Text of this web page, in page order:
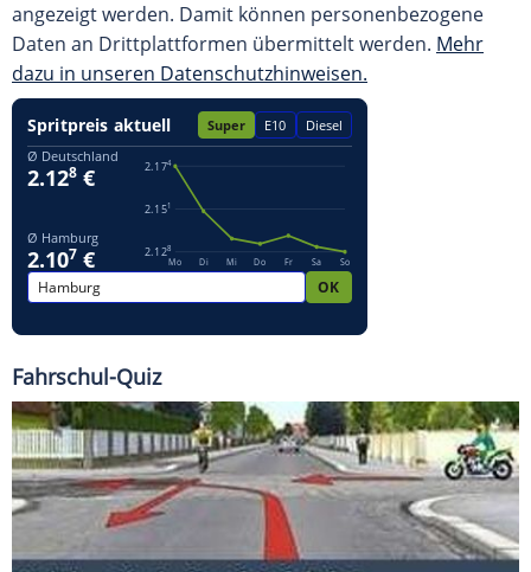
angezeigt werden. Damit können personenbezogene
Daten an Drittplattformen übermittelt werden. Mehr
dazu in unseren Datenschutzhinweisen.
Fahrschul-Quiz